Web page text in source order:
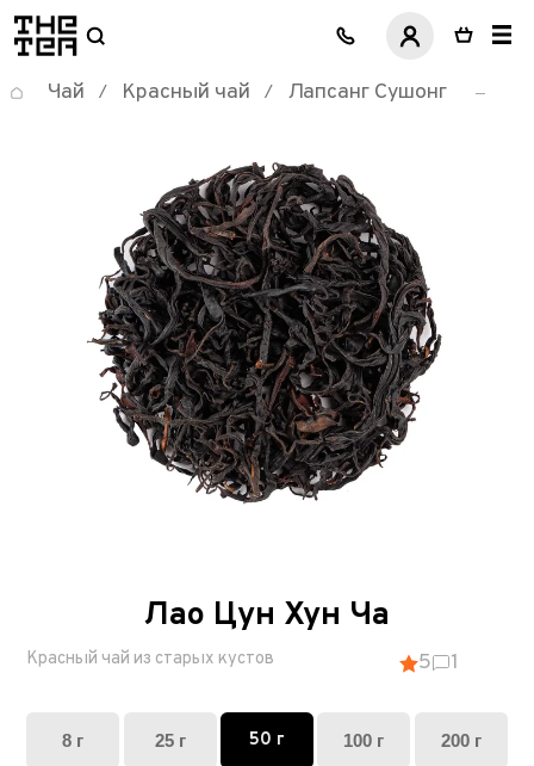
логотип
Чай / Красный чай / Лапсанг Сушонг
Лао Цун Хун Ча
Красный чай из старых кустов 5 1
8 г 25 г 50 г 100 г 200 г